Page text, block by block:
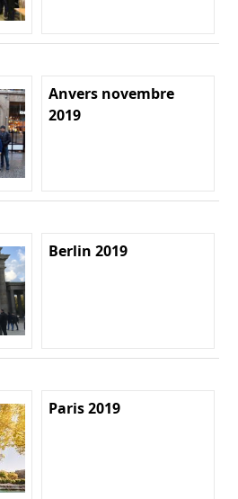
Anvers novembre
2019
Berlin 2019
Paris 2019